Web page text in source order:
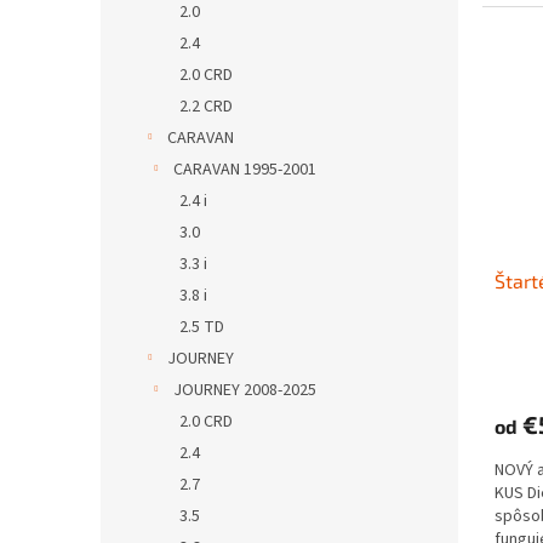
2.0
2.4
2.0 CRD
2.2 CRD
CARAVAN
CARAVAN 1995-2001
2.4 i
3.0
3.3 i
3.8 i
2.5 TD
JOURNEY
JOURNEY 2008-2025
2.0 CRD
2.4
2.7
3.5
od
NOVÝ
KUS